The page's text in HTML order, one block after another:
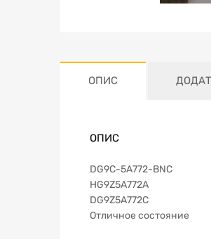
ОПИС
ОПИС
DG9C-5A772-BNC
HG9Z5A772A
DG9Z5A772C
Отличное состояние